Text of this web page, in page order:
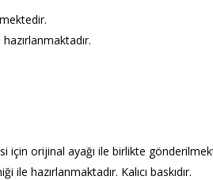
için orijinal ayağı ile birlikte
ile hazırlanmaktadır. Kalıcı baskıdır.